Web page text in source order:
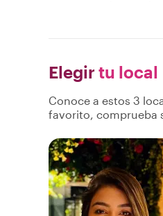
Elegir tu local
Conoce a estos 3
favorito, comprueba